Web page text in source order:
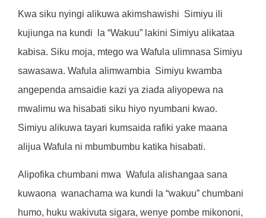
Kwa siku nyingi alikuwa akimshawishi Simiyu ili
kujiunga na kundi
la “Wakuu” lakini Simiyu alikataa
kabisa. Siku moja, mtego wa Wafula ulimnasa Simiyu
sawasawa. Wafula alimwambia Simiyu kwamba
angependa amsaidie kazi ya ziada aliyopewa na
mwalimu wa hisabati siku hiyo nyumbani kwao.
Simiyu alikuwa tayari kumsaida rafiki yake maana
alijua Wafula ni mbumbumbu katika hisabati.
Alipofika chumbani mwa Wafula alishangaa sana
kuwaona wanachama wa kundi la “wakuu” chumbani
humo, huku wakivuta sigara, wenye pombe mikononi,